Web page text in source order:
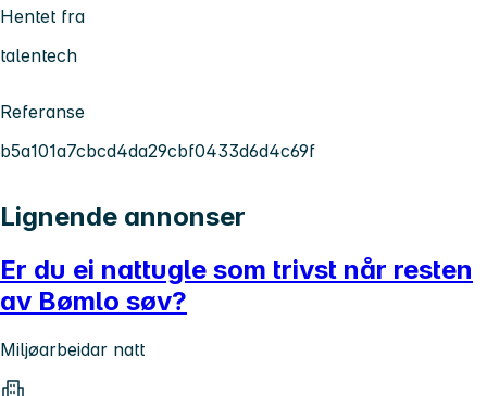
Hentet fra
talentech
Referanse
b5a101a7cbcd4da29cbf0433d6d4c69f
Lignende annonser
Er du ei nattugle som trivst når resten
av Bømlo søv?
Miljøarbeidar natt